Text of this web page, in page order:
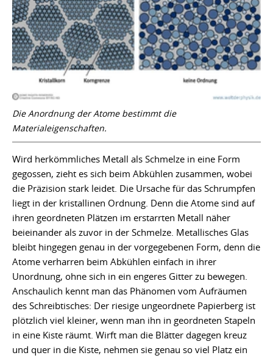
Die Anordnung der Atome bestimmt die
Materialeigenschaften.
Wird herkömmliches Metall als Schmelze in eine Form
gegossen, zieht es sich beim Abkühlen zusammen, wobei
die Präzision stark leidet. Die Ursache für das Schrumpfen
liegt in der kristallinen Ordnung. Denn die Atome sind auf
ihren geordneten Plätzen im erstarrten Metall näher
beieinander als zuvor in der Schmelze. Metallisches Glas
bleibt hingegen genau in der vorgegebenen Form, denn die
Atome verharren beim Abkühlen einfach in ihrer
Unordnung, ohne sich in ein engeres Gitter zu bewegen.
Anschaulich kennt man das Phänomen vom Aufräumen
des Schreibtisches: Der riesige ungeordnete Papierberg ist
plötzlich viel kleiner, wenn man ihn in geordneten Stapeln
in eine Kiste räumt. Wirft man die Blätter dagegen kreuz
und quer in die Kiste, nehmen sie genau so viel Platz ein